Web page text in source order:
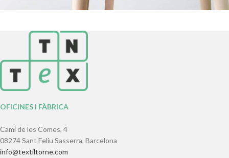
Furniture
A lacus bibendum pulvinar
OFICINES I FÀBRICA
Camí de les Comes, 4
08274 Sant Feliu Sasserra, Barcelona
info@textiltorne.com